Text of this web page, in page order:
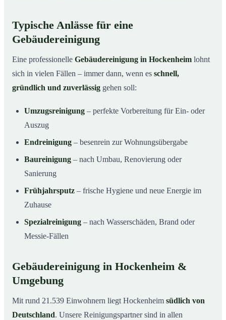
Typische Anlässe für eine
Gebäudereinigung
Eine professionelle Gebäudereinigung in Hockenheim lohnt
sich in vielen Fällen – immer dann, wenn es schnell,
gründlich und zuverlässig gehen soll:
Umzugsreinigung – perfekte Vorbereitung für Ein- oder
Auszug
Endreinigung – besenrein zur Wohnungsübergabe
Baureinigung – nach Umbau, Renovierung oder
Sanierung
Frühjahrsputz – frische Hygiene und neue Energie im
Zuhause
Spezialreinigung – nach Wasserschäden, Brand oder
Messie-Fällen
Gebäudereinigung in Hockenheim &
Umgebung
Mit rund 21.539 Einwohnern liegt Hockenheim südlich von
Deutschland. Unsere Reinigungspartner sind in allen